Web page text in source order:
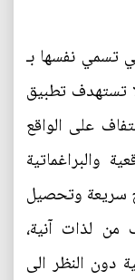
تسمي نفسها بـ
تستهدف تطبيق
على الواقع
والبراغماتية
سريعة وتحصيل
من لذات آنية،
دون النظر الى